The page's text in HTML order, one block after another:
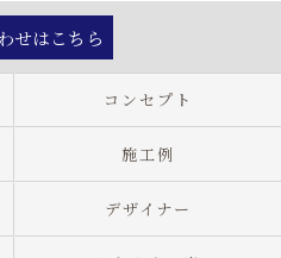
せはこちら
コンセプト
施工例
デザイナー